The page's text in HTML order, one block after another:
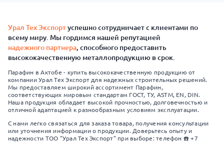
Урал Тех Экспортуспешно сотрудничает с клиентами по
всему миру. Мы гордимся нашей репутацией
надежного партнера, способного предоставить
высококачественную металлопродукцию в срок.
Парафин в Актобе - купить высококачественную продукцию от
компании Урал Тех Экспорт для надежных строительных решений.
Мы предоставляем широкий ассортимент Парафин,
соответствующих мировым стандартам ГОСТ, ТУ, ASTM, EN, DIN.
Наша продукция обладает высокой прочностью, долговечностью и
отличной адаптацией к разнообразным условиям эксплуатации.
С нами легко связаться для заказа товара, получения консультации
или уточнения информации о продукции. Доверьтесь опыту и
надежности ТОО "Урал Тех Экспорт" при выборе: телефон ☎️ +7